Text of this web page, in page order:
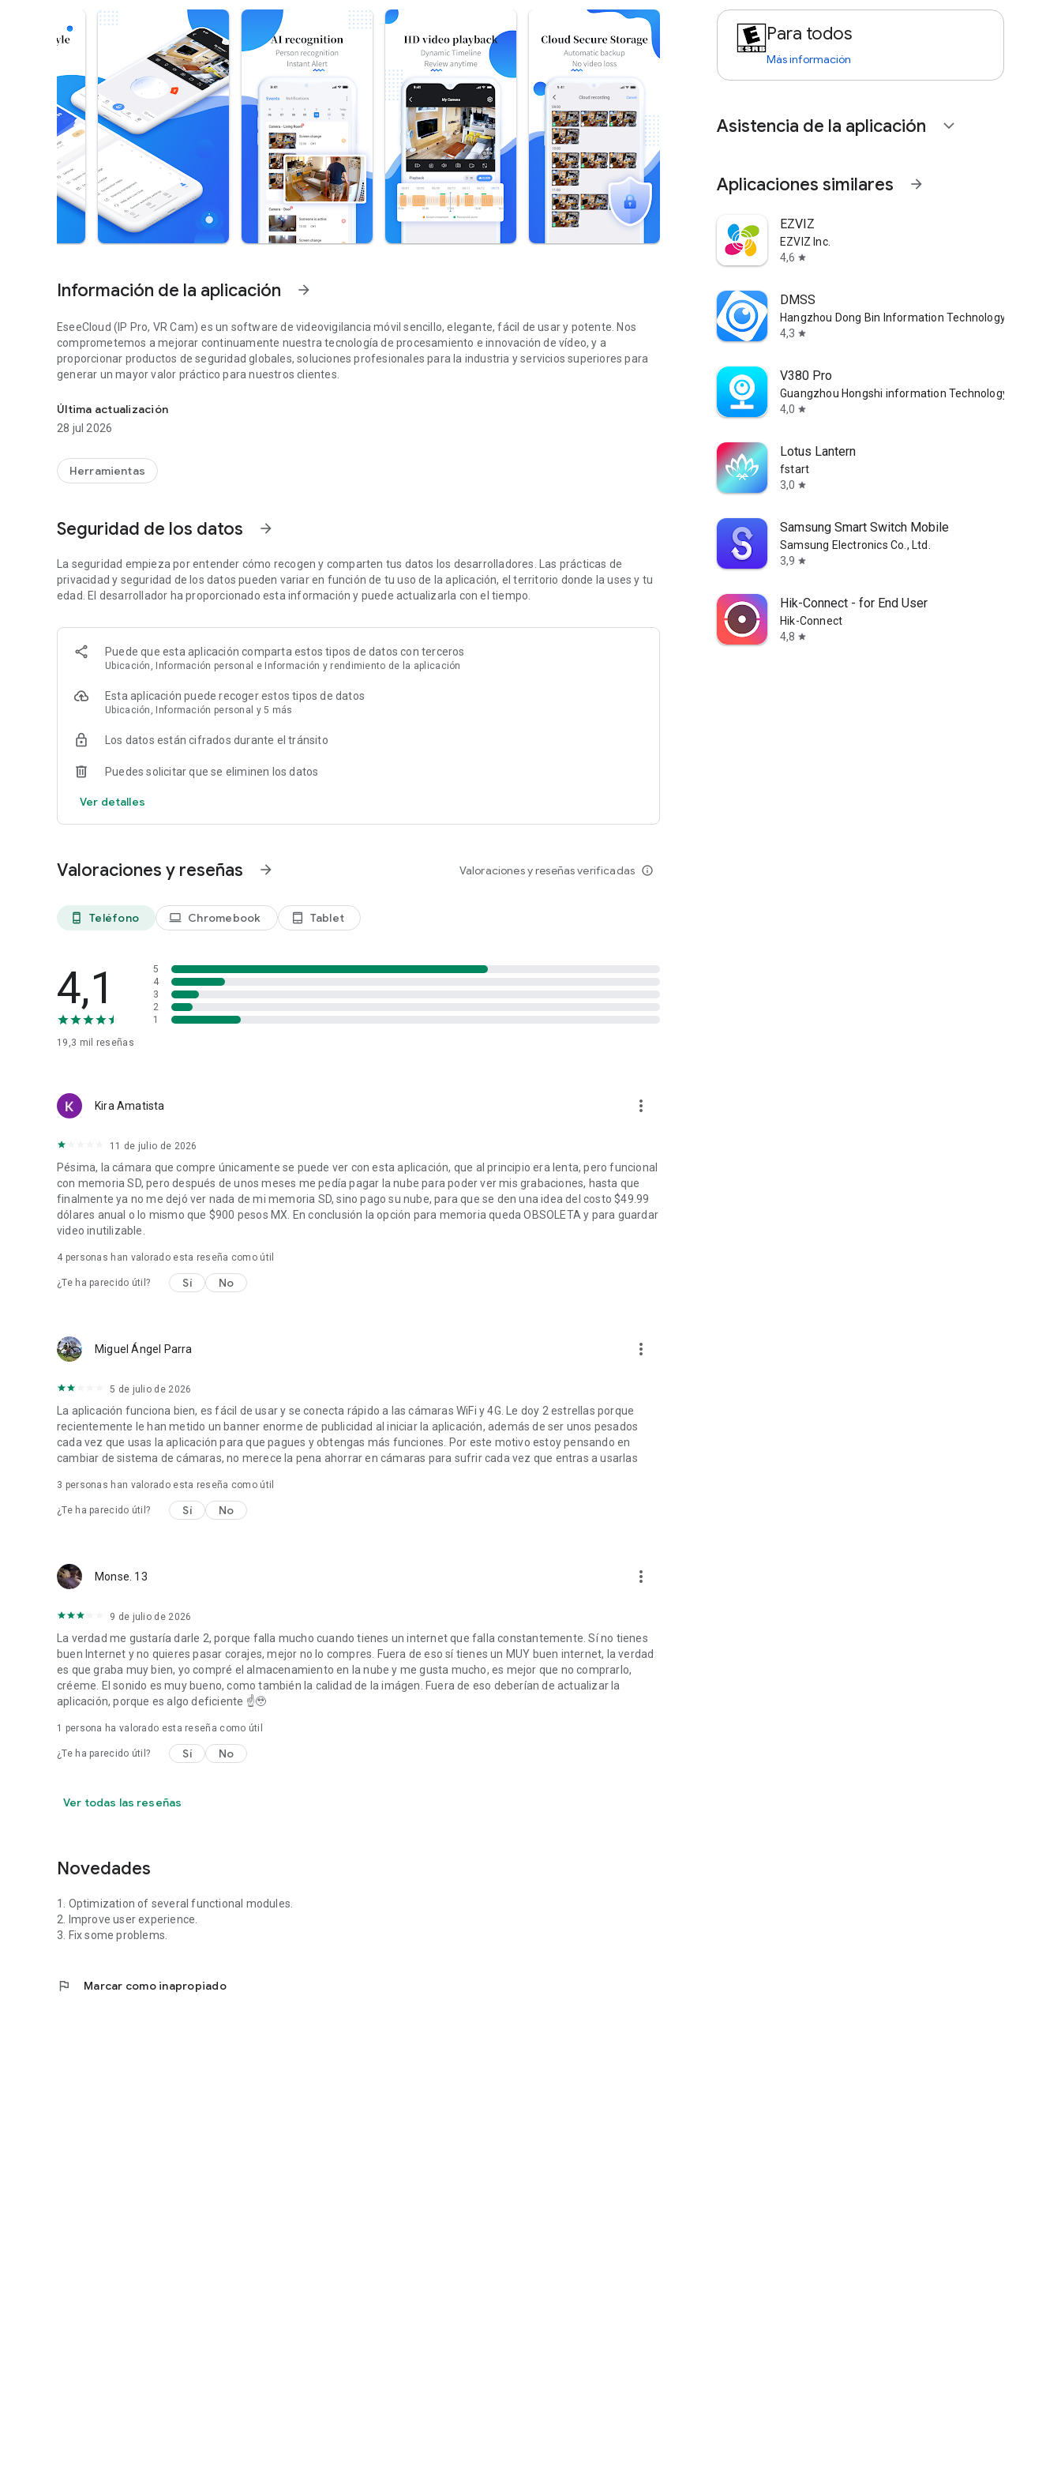
Información de la aplicación arrow_forward
EseeCloud (IP Pro, VR Cam) es un software de videovigilancia móvil sencillo, elegante, fácil de usar y potente. Nos
comprometemos a mejorar continuamente nuestra tecnología de procesamiento e innovación de vídeo, y a
proporcionar productos de seguridad globales, soluciones profesionales para la industria y servicios superiores para
generar un mayor valor práctico para nuestros clientes.
Última actualización
28 jul 2026
Herramientas
Seguridad de los datos arrow_forward
La seguridad empieza por entender cómo recogen y comparten tus datos los desarrolladores. Las prácticas de
privacidad y seguridad de los datos pueden variar en función de tu uso de la aplicación, el territorio donde la uses y tu
edad. El desarrollador ha proporcionado esta información y puede actualizarla con el tiempo.
Puede que esta aplicación comparta estos tipos de datos con terceros
Ubicación, Información personal e Información y rendimiento de la aplicación
Esta aplicación puede recoger estos tipos de datos
Ubicación, Información personal y 5 más
Los datos están cifrados durante el tránsito
Puedes solicitar que se eliminen los datos
Ver detalles
Valoraciones y reseñas arrow_forward Valoraciones y reseñas verificadas info_outline
phone_android Teléfono laptop Chromebook tablet_android Tablet
4,1
19,3 mil reseñas
5
4
3
2
1
Kira Amatista more_vert
11 de julio de 2026
Pésima, la cámara que compre únicamente se puede ver con esta aplicación, que al principio era lenta, pero funcional
con memoria SD, pero después de unos meses me pedía pagar la nube para poder ver mis grabaciones, hasta que
finalmente ya no me dejó ver nada de mi memoria SD, sino pago su nube, para que se den una idea del costo $49.99
dólares anual o lo mismo que $900 pesos MX. En conclusión la opción para memoria queda OBSOLETA y para guardar
video inutilizable.
4 personas han valorado esta reseña como útil
¿Te ha parecido útil? Sí No
Miguel Ángel Parra more_vert
5 de julio de 2026
La aplicación funciona bien, es fácil de usar y se conecta rápido a las cámaras WiFi y 4G. Le doy 2 estrellas porque
recientemente le han metido un banner enorme de publicidad al iniciar la aplicación, además de ser unos pesados
cada vez que usas la aplicación para que pagues y obtengas más funciones. Por este motivo estoy pensando en
cambiar de sistema de cámaras, no merece la pena ahorrar en cámaras para sufrir cada vez que entras a usarlas
3 personas han valorado esta reseña como útil
¿Te ha parecido útil? Sí No
Monse. 13 more_vert
9 de julio de 2026
La verdad me gustaría darle 2, porque falla mucho cuando tienes un internet que falla constantemente. Sí no tienes
buen Internet y no quieres pasar corajes, mejor no lo compres. Fuera de eso sí tienes un MUY buen internet, la verdad
es que graba muy bien, yo compré el almacenamiento en la nube y me gusta mucho, es mejor que no comprarlo,
créeme. El sonido es muy bueno, como también la calidad de la imágen. Fuera de eso deberían de actualizar la
aplicación, porque es algo deficiente ☝️🥹
1 persona ha valorado esta reseña como útil
¿Te ha parecido útil? Sí No
Ver todas las reseñas
Novedades
1. Optimization of several functional modules.
2. Improve user experience.
3. Fix some problems.
flag Marcar como inapropiado
Para todos
Más información
Asistencia de la aplicación expand_more
Aplicaciones similares arrow_forward
EZVIZ
EZVIZ Inc.
4,6 star
DMSS
Hangzhou Dong Bin Information Technology Co., Ltd.
4,3 star
V380 Pro
Guangzhou Hongshi information Technology Co., Ltd
4,0 star
Lotus Lantern
fstart
3,0 star
Samsung Smart Switch Mobile
Samsung Electronics Co., Ltd.
3,9 star
Hik-Connect - for End User
Hik-Connect
4,8 star